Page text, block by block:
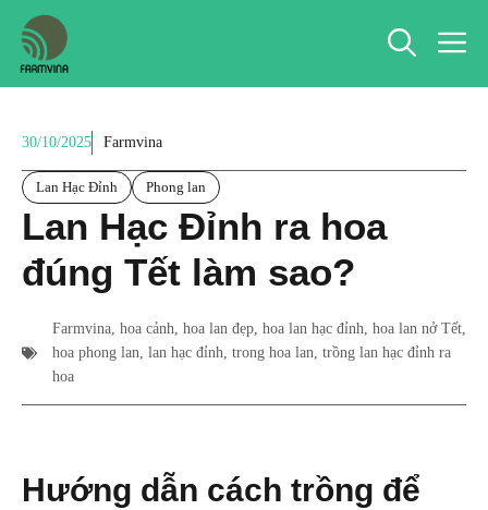
Chuyển
đến
nội
30/10/2025 Farmvina
Lan Hạc Đỉnh Phong lan
Lan Hạc Đỉnh ra hoa
đúng Tết làm sao?
Farmvina, hoa cảnh, hoa lan đẹp, hoa lan hạc đỉnh, hoa lan nở Tết,
hoa phong lan, lan hạc đỉnh, trong hoa lan, trồng lan hạc đỉnh ra
hoa
Hướng dẫn cách trồng để